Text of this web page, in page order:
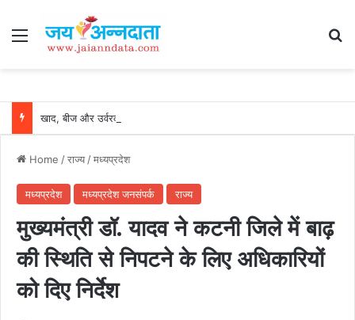
Menu
Home /राज्य/मध्यप्रदेश
मध्यप्रदेश मध्यप्रदेश जनसंपर्क राज्य
मुख्यमंत्री डॉ. यादव ने कटनी जिले में बाढ़
की स्थिति से निपटने के लिए अधिकारियों
को दिए निर्देश